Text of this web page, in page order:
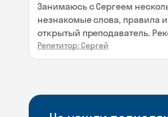
Занимаюсь с Сергеем
незнакомые слова, правила
открытый преподаватель.
Репетитор: Сергей